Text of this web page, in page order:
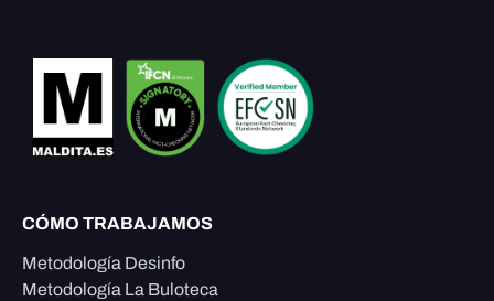
CÓMO TRABAJAMOS
Metodología Desinfo
Metodología La Buloteca